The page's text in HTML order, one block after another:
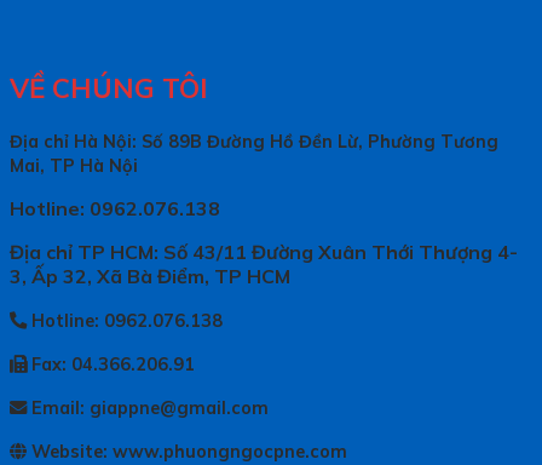
VỀ CHÚNG TÔI
Địa chỉ Hà Nội: Số 89B Đường Hồ Đền Lừ, Phường Tương
Mai, TP Hà Nội
Hotline: 0962.076.138
Địa chỉ TP HCM: Số 43/11 Đường Xuân Thới Thượng 4-
3, Ấp 32, Xã Bà Điểm, TP HCM
Hotline: 0962.076.138
Fax: 04.366.206.91
Email: giappne@gmail.com
Website: www.phuongngocpne.com